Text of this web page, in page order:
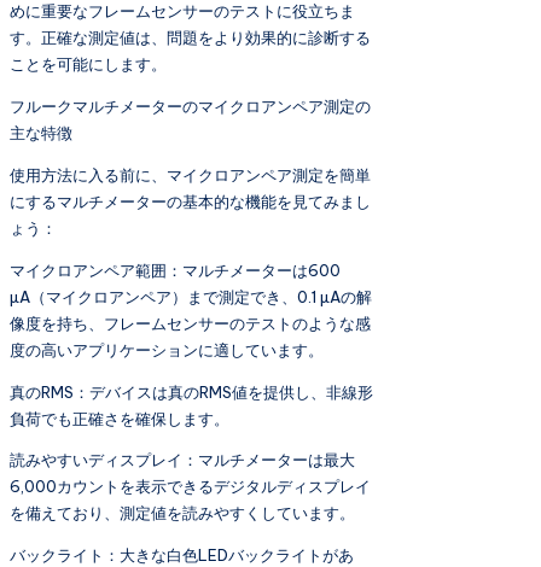
めに重要なフレームセンサーのテストに役立ちま
す。正確な測定値は、問題をより効果的に診断する
ことを可能にします。
フルークマルチメーターのマイクロアンペア測定の
主な特徴
使用方法に入る前に、マイクロアンペア測定を簡単
にするマルチメーターの基本的な機能を見てみまし
ょう：
マイクロアンペア範囲：マルチメーターは600
µA（マイクロアンペア）まで測定でき、0.1 µAの解
像度を持ち、フレームセンサーのテストのような感
度の高いアプリケーションに適しています。
真のRMS：デバイスは真のRMS値を提供し、非線形
負荷でも正確さを確保します。
読みやすいディスプレイ：マルチメーターは最大
6,000カウントを表示できるデジタルディスプレイ
を備えており、測定値を読みやすくしています。
バックライト：大きな白色LEDバックライトがあ